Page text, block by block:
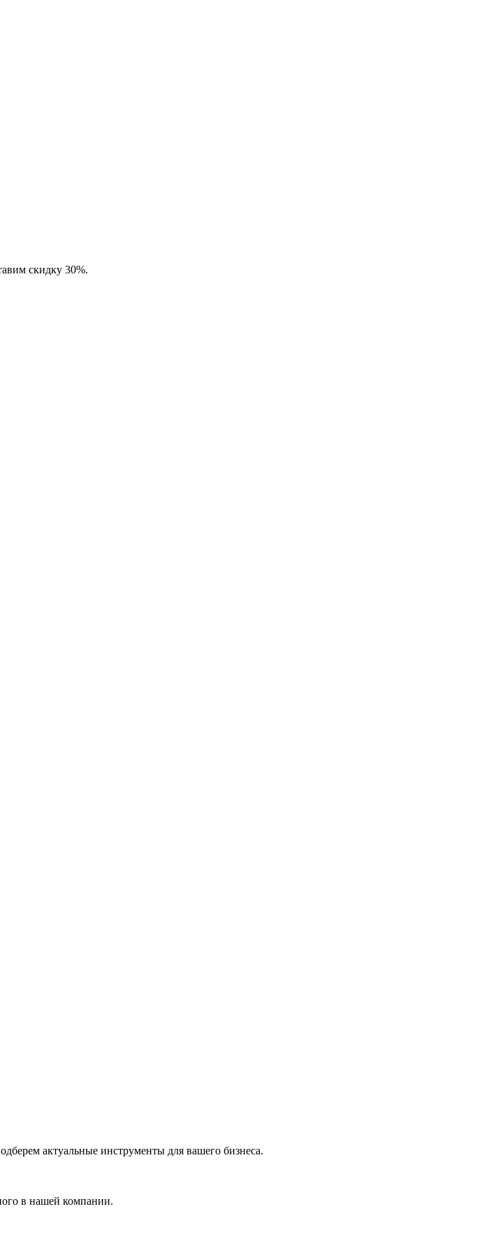
скидку 30%.
актуальные инструменты для вашего бизнеса.
в нашей компании.